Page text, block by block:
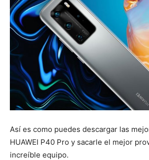
Así es como puedes descargar las
HUAWEI P40 Pro y sacarle el mejor
increíble equipo.